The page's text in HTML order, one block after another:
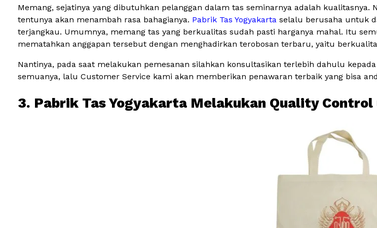
Memang, sejatinya yang dibutuhkan pelanggan dalam tas seminarnya adalah
tentunya akan menambah rasa bahagianya. Pabrik Tas Yogyakarta selalu berusaha untuk
terjangkau. Umumnya, memang tas yang berkualitas sudah pasti harganya mahal. Itu
mematahkan anggapan tersebut dengan menghadirkan terobosan terbaru, yaitu
Nantinya, pada saat melakukan pemesanan silahkan konsultasikan terlebih dahulu
semuanya, lalu Customer Service kami akan memberikan penawaran terbaik yang bisa
3. Pabrik Tas Yogyakarta Melakukan Quality